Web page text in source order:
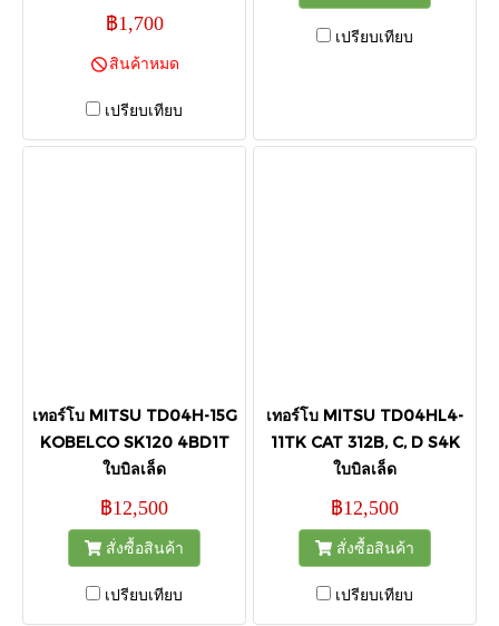
กำหนดส่งสินค้า ขอบคุณค่ะ
฿1,700
สินค้าหมด
เปรียบเทียบ
เปรียบเทียบ
เทอร์โบ MITSU TD04H-15G
KOBELCO SK120 4BD1T
ใบบิลเล็ด
฿12,500
สั่งซื้อสินค้า
เปรียบเทียบ
เทอร์โบ MITSU TD04HL4-
11TK CAT 312B, C, D S4K
ใบบิลเล็ด
฿12,500
สั่งซื้อสินค้า
เปรียบเทียบ